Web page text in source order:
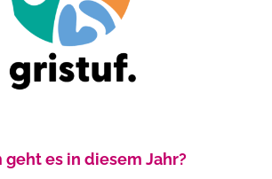
geht es in diesem Jahr?